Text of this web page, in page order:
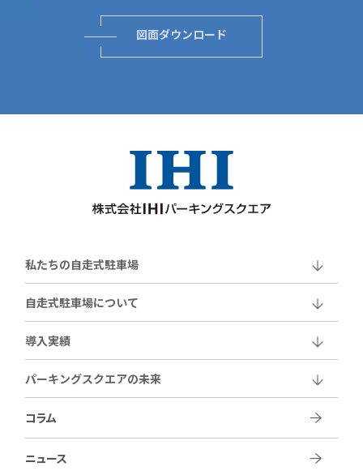
図面ダウンロード
私たちの自走式駐車場
自走式駐車場について
導入実績
パーキングスクエアの未来
コラム
ニュース